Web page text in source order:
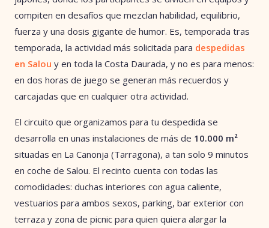
compiten en desafíos que mezclan habilidad, equilibrio,
fuerza y una dosis gigante de humor. Es, temporada tras
temporada, la actividad más solicitada para despedidas
en Salou y en toda la Costa Daurada, y no es para menos:
en dos horas de juego se generan más recuerdos y
carcajadas que en cualquier otra actividad.
El circuito que organizamos para tu despedida se
desarrolla en unas instalaciones de más de 10.000 m²
situadas en La Canonja (Tarragona), a tan solo 9 minutos
en coche de Salou. El recinto cuenta con todas las
comodidades: duchas interiores con agua caliente,
vestuarios para ambos sexos, parking, bar exterior con
terraza y zona de picnic para quien quiera alargar la